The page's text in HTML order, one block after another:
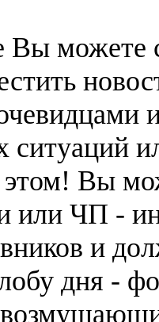
можете
ситуаций
Вы
или ЧП -
и
дня -